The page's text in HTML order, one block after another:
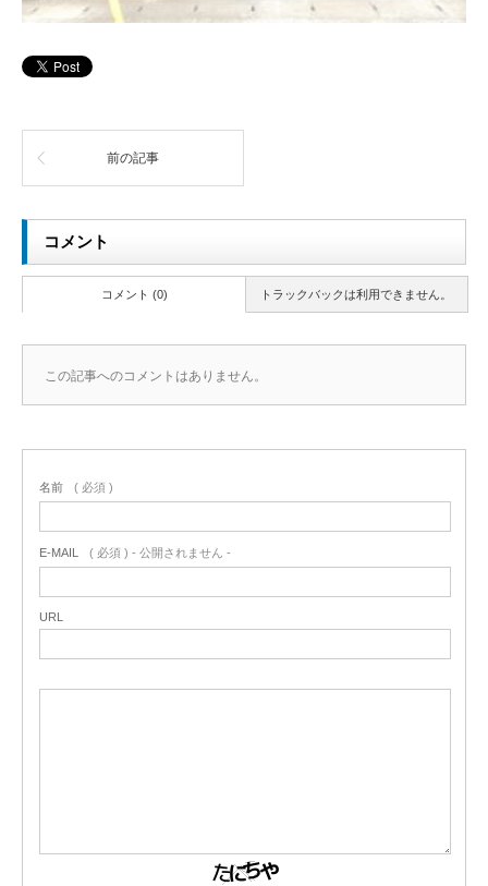
前の記事
コメント
トラックバックは利用できません。
コメント (0)
この記事へのコメントはありません。
名前 ( 必須 )
E-MAIL ( 必須 ) - 公開されません -
URL